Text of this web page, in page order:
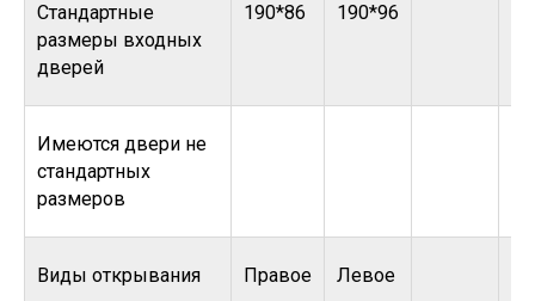
Стандартные
размеры входных
дверей
190*86 190*96
Имеются двери не
стандартных
размеров
Виды открывания Правое Левое